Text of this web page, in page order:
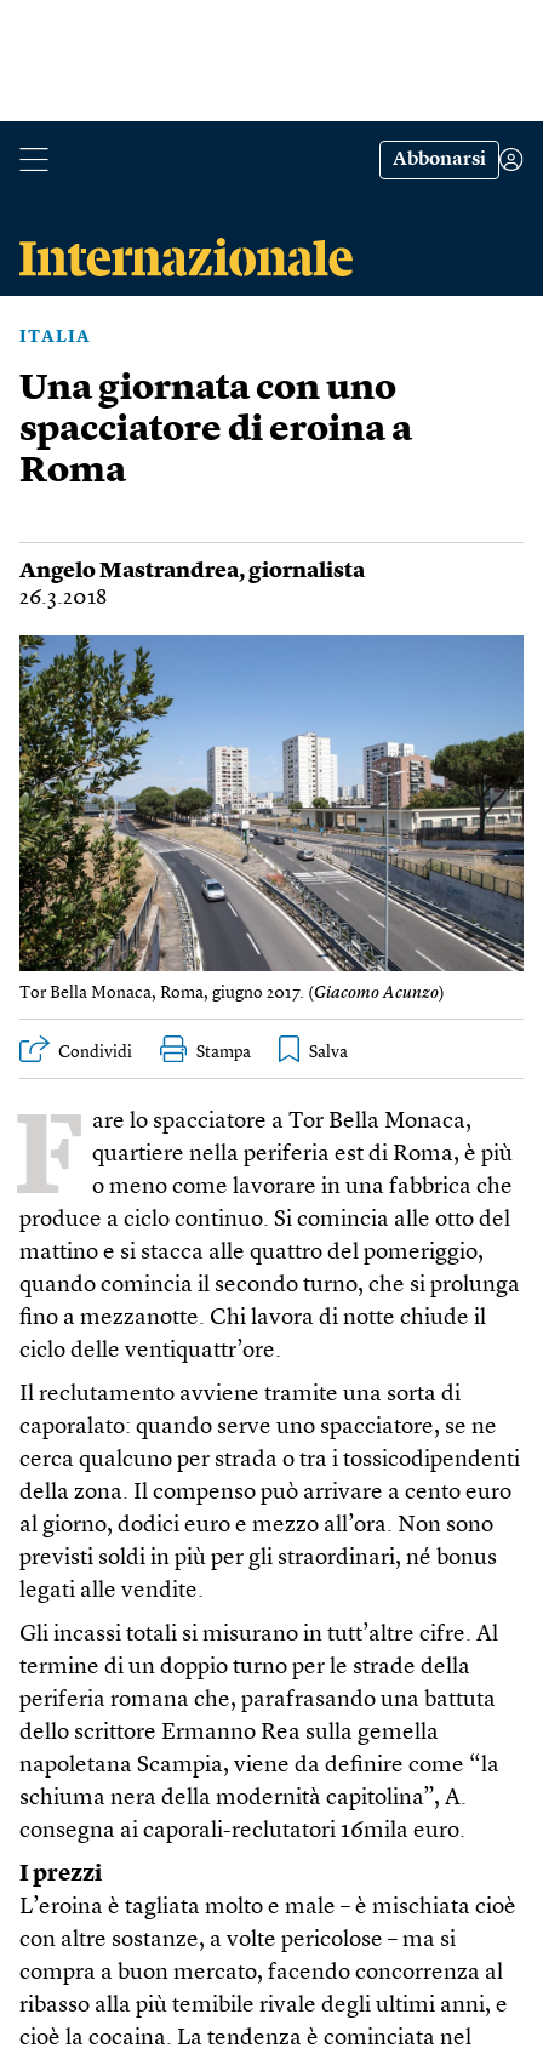
Abbonarsi
ITALIA
Una giornata con uno
spacciatore di eroina a
Roma
Angelo Mastrandrea, giornalista
26.3.2018
Tor Bella Monaca, Roma, giugno 2017. (Giacomo Acunzo)
Condividi Stampa
F are lo spacciatore a Tor Bella Monaca,
quartiere nella periferia est di Roma, è più
o meno come lavorare in una fabbrica che
produce a ciclo continuo. Si comincia alle otto del
mattino e si stacca alle quattro del pomeriggio,
quando comincia il secondo turno, che si prolunga
fino a mezzanotte. Chi lavora di notte chiude il
ciclo delle ventiquattr’ore.
Il reclutamento avviene tramite una sorta di
caporalato: quando serve uno spacciatore, se ne
cerca qualcuno per strada o tra i tossicodipendenti
della zona. Il compenso può arrivare a cento euro
al giorno, dodici euro e mezzo all’ora. Non sono
previsti soldi in più per gli straordinari, né bonus
legati alle vendite.
Gli incassi totali si misurano in tutt’altre cifre. Al
termine di un doppio turno per le strade della
periferia romana che, parafrasando una battuta
dello scrittore Ermanno Rea sulla gemella
napoletana Scampia, viene da definire come “la
schiuma nera della modernità capitolina”, A.
consegna ai caporali-reclutatori 16mila euro.
I prezzi
L’eroina è tagliata molto e male – è mischiata cioè
con altre sostanze, a volte pericolose – ma si
compra a buon mercato, facendo concorrenza al
ribasso alla più temibile rivale degli ultimi anni, e
cioè la cocaina. La tendenza è cominciata nel